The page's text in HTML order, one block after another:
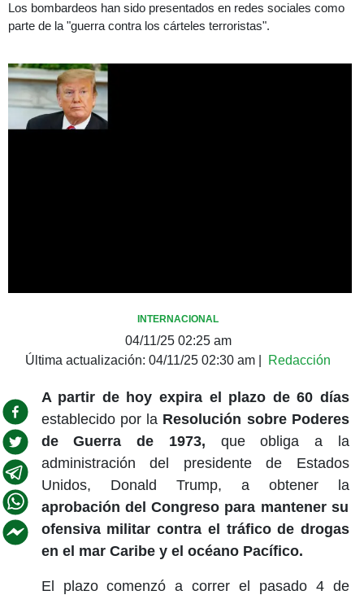
Los bombardeos han sido presentados en redes sociales como
parte de la "guerra contra los cárteles terroristas".
INTERNACIONAL
04/11/25 02:25 am
Última actualización: 04/11/25 02:30 am Redacción
A partir de hoy expira el plazo de 60 días
establecido por la Resolución sobre Poderes
de Guerra de 1973, que obliga a la
administración del presidente de Estados
Unidos, Donald Trump, a obtener la
aprobación del Congreso para mantener su
ofensiva militar contra el tráfico de drogas
en el mar Caribe y el océano Pacífico.
El plazo comenzó a correr el pasado 4 de